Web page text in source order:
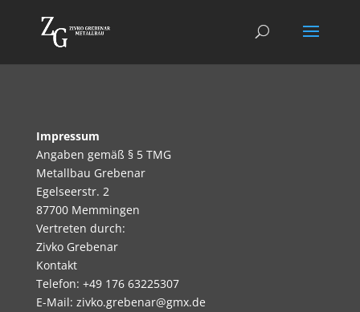
Impressum
Angaben gemäß § 5 TMG
Metallbau Grebenar
Egelseerstr. 2
87700 Memmingen
Vertreten durch:
Zivko Grebenar
Kontakt
Telefon: +49 176 63225307
E-Mail: zivko.grebenar@gmx.de